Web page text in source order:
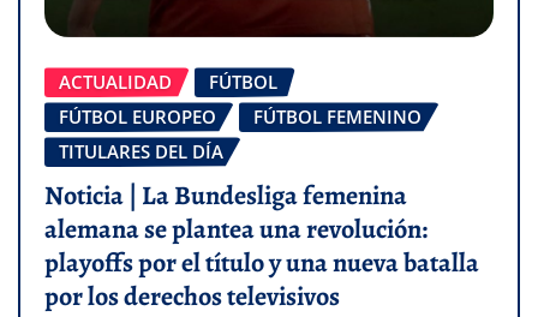
ACTUALIDAD
FÚTBOL
FÚTBOL EUROPEO
FÚTBOL FEMENINO
TITULARES DEL DÍA
Noticia | La Bundesliga femenina
alemana se plantea una revolución:
playoffs por el título y una nueva batalla
por los derechos televisivos